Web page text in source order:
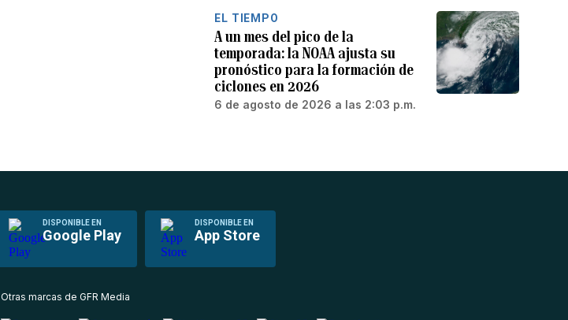
EL TIEMPO
A un mes del pico de la
temporada: la NOAA ajusta su
pronóstico para la formación de
ciclones en 2026
6 de agosto de 2026 a las 2:03 p.m.
DISPONIBLE EN
Google Play
DISPONIBLE EN
App Store
Otras marcas de GFR Media